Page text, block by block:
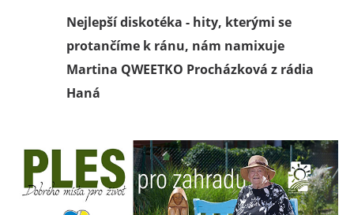
Nejlepší diskotéka - hity, kterými se
protančíme k ránu, nám namixuje
Martina QWEETKO Procházková z rádia
Haná